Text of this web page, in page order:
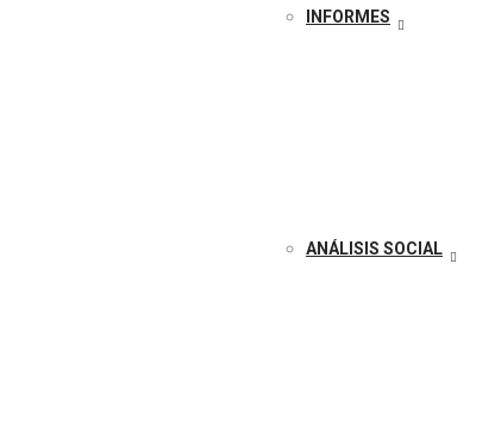
INFORMES
ANÁLISIS SOCIAL